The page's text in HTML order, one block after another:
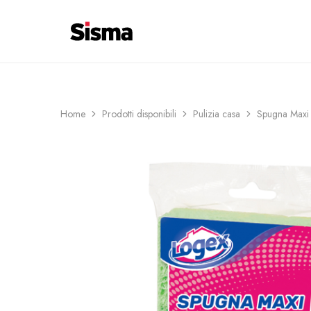
Sisma
Shop
Home Prodotti disponibili Pulizia casa Spugna